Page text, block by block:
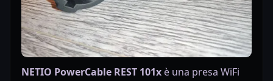
NETIO PowerCable REST 101x è una presa WiFi